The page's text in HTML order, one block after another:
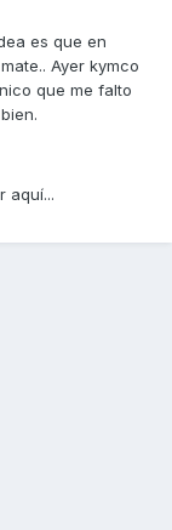
es que en
Ayer kymco
que me falto
aquí...